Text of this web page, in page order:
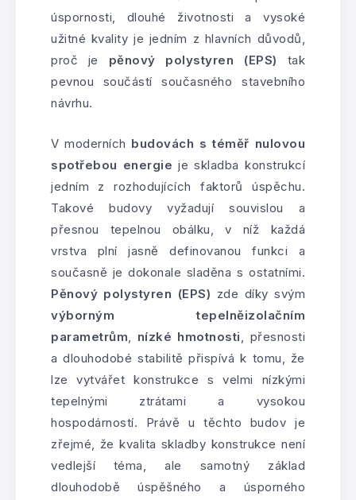
úspornosti, dlouhé životnosti a vysoké
užitné kvality je jedním z hlavních důvodů,
proč je pěnový polystyren (EPS) tak
pevnou součástí současného stavebního
návrhu.
V moderních budovách s téměř nulovou
spotřebou energie je skladba konstrukcí
jedním z rozhodujících faktorů úspěchu.
Takové budovy vyžadují souvislou a
přesnou tepelnou obálku, v níž každá
vrstva plní jasně definovanou funkci a
současně je dokonale sladěna s ostatními.
Pěnový polystyren (EPS) zde díky svým
výborným tepelněizolačním
parametrům, nízké hmotnosti, přesnosti
a dlouhodobé stabilitě přispívá k tomu, že
lze vytvářet konstrukce s velmi nízkými
tepelnými ztrátami a vysokou
hospodárností. Právě u těchto budov je
zřejmé, že kvalita skladby konstrukce není
vedlejší téma, ale samotný základ
dlouhodobě úspěšného a úsporného